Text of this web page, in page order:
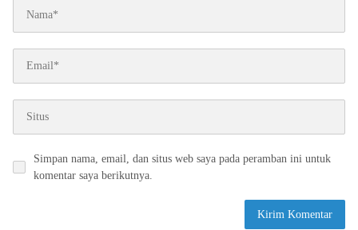
Simpan nama, email, dan situs web saya pada peramban ini untuk
komentar saya berikutnya.